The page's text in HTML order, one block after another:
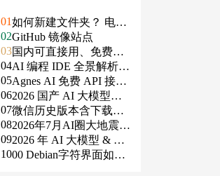
01如何新建文件夹？ 电脑
新建文件夹的4种方法
02GitHub 镜像站点
03国内可直接用、免费额
度/永久免费的大模型AP
I清单（含 SiliconFlow、
火山、阿里、智谱、百
度、Kimi、DeepSeek、
DMXAPI 等）
04AI 编程 IDE 全景解析 2
026：Agent 全面接管开
发链路
05Agnes AI 免费 API 接入
指南：文本、生图、生
视频，一套接口全免费
062026 国产 AI 大模型横
评：DeepSeek、通义千
问、Kimi、文心一言、
星火、豆包谁更能打？
07微信历史版本含下载地
址（ Windows PC | 安卓
| MAC ）及设置微信不
更新
082026年7月AI圈大地震：
GPT-5.6被政府限制、Cl
aude入驻Slack、Anthrop
092026 年 AI 大模型 & AI
编程工具实战全总结
1000 Debian字符界面如何